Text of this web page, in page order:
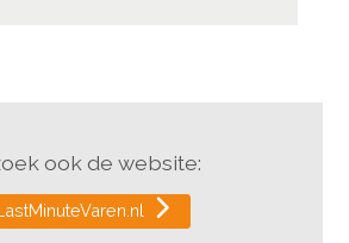
ook de website: